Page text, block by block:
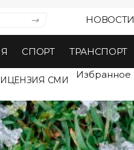
НОВОСТИ
СПОРТ ТРАНСПОРТ
СМИ Избранное